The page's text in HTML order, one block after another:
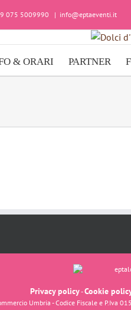
075 5009990 | info@eptaeventi.it
& ORARI PARTNER
Privacy policy-Cookie
Umbria - Codice Fiscale e